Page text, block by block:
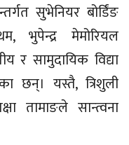
सुभेनियर बोर्डिंङ
भुपेन्द्र मेमोरियल
र सामुदायिक विद्या
छन्। यस्तै, त्रिशुली
तामाङले सान्त्वना